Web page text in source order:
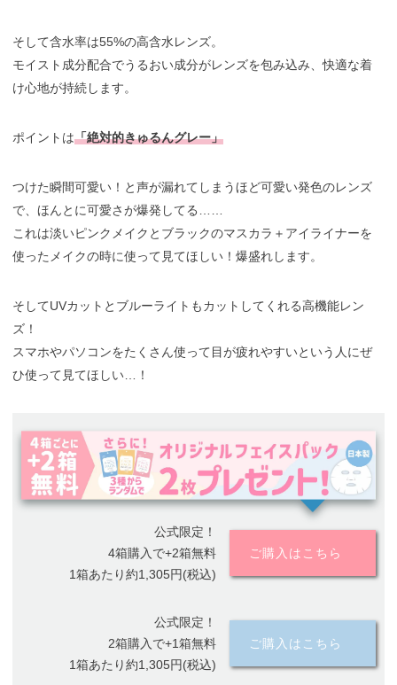
そして含水率は55%の高含水レンズ。
モイスト成分配合でうるおい成分がレンズを包み込み、快適な着
け心地が持続します。
ポイントは「絶対的きゅるんグレー」
つけた瞬間可愛い！と声が漏れてしまうほど可愛い発色のレンズ
で、ほんとに可愛さが爆発してる……
これは淡いピンクメイクとブラックのマスカラ＋アイライナーを
使ったメイクの時に使って見てほしい！爆盛れします。
そしてUVカットとブルーライトもカットしてくれる高機能レン
ズ！
スマホやパソコンをたくさん使って目が疲れやすいという人にぜ
ひ使って見てほしい…！
公式限定！
4箱購入で+2箱無料
1箱あたり約1,305円(税込)
ご購入はこちら
公式限定！
2箱購入で+1箱無料
1箱あたり約1,305円(税込)
ご購入はこちら